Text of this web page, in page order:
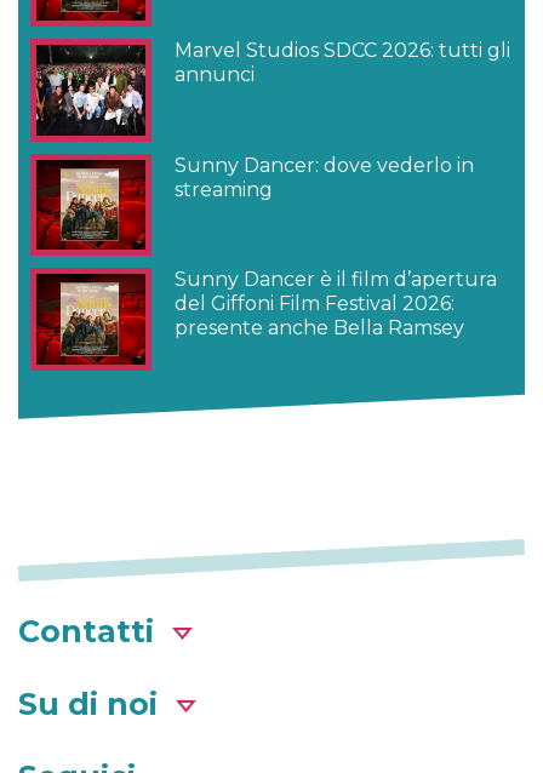
Marvel Studios SDCC 2026: tutti gli
annunci
Sunny Dancer: dove vederlo in
streaming
Sunny Dancer è il film d’apertura
del Giffoni Film Festival 2026:
presente anche Bella Ramsey
Contatti
Su di noi